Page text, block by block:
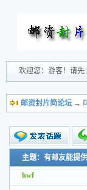
欢迎您：游客！请先
邮资封片简论坛 →
新的主题
投票帖
交易帖
主题：有邮友能提
hwf